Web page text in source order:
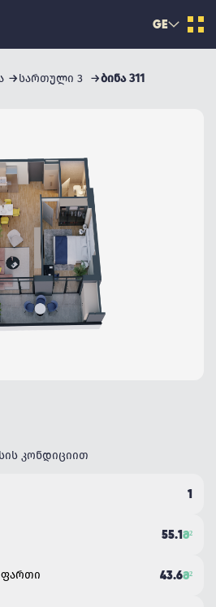
GE
სართული 3 ბინა 311
კონდიციით
1
55.1Მ²
ფართი 43.6Მ²